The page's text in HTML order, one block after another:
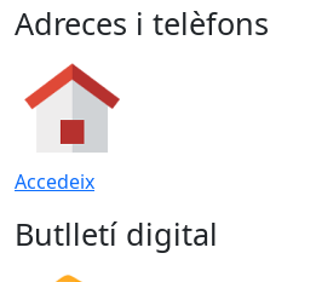
Adreces i telèfons
Accedeix
Butlletí digital